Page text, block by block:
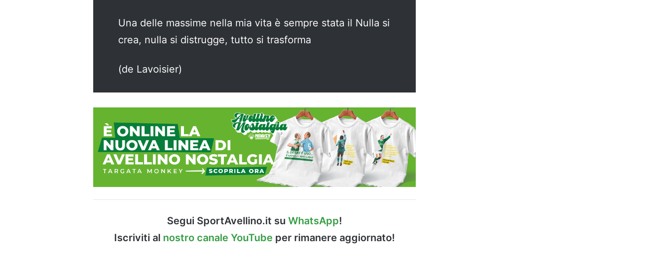
Una delle massime nella mia vita è sempre stata il Nulla si
crea, nulla si distrugge, tutto si trasforma
(de Lavoisier)
Segui SportAvellino.it su WhatsApp!
Iscriviti al nostro canale YouTube per rimanere aggiornato!